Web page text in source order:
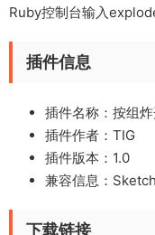
Ruby控制台输入
插件信息
插件名称：按组
插件作者：TIG
插件版本：1.0
兼容信息：
下载链接